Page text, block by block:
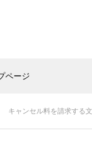
ページ
キャンセル料を請求する